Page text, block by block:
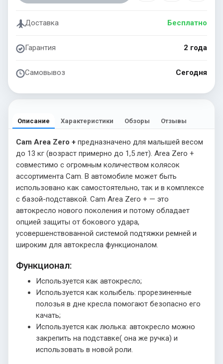
Доставка Бесплатно
Гарантия 2 года
Самовывоз Сегодня
Описание Характеристики Обзоры Отзывы
Cam Area Zero + предназначено для малышей весом
до 13 кг (возраст примерно до 1,5 лет). Area Zero +
совместимo с огромным количеством колясок
ассортимента Cam. В автомобиле может быть
использовано как самостоятельно, так и в комплексе
с базой-подставкой. Cam Area Zero + — это
автокресло нового поколения и потому обладает
опцией защиты от бокового удара,
усовершенствованной системой подтяжки ремней и
широким для автокресла функционалом.
Функционал:
Используется как автокресло;
Используется как колыбель: прорезиненные
полозья в дне кресла помогают безопасно его
качать;
Используется как люлька: автокресло можно
закрепить на подставке( она же ручка) и
использовать в новой роли.